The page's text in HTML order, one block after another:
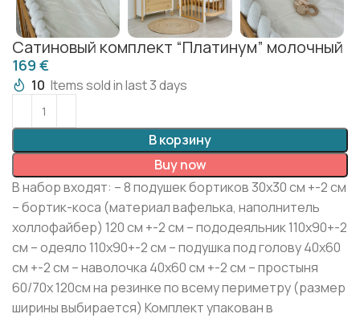
Сатиновый комплект “Платинум” молочный
€
10 Items sold in last 3 days
В корзину
Buy now
В набор входят: – 8 подушек бортиков 30х30 см +-2 см
– бортик-коса (материал вафелька, наполнитель
холлофайбер) 120 см +-2 см – пододеяльник 110х90+-2
см – одеяло 110х90+-2 см – подушка под голову 40х60
см +-2 см – наволочка 40х60 см +-2 см – простыня
60/70х 120см на резинке по всему периметру (размер
ширины выбирается) Комплект упакован в